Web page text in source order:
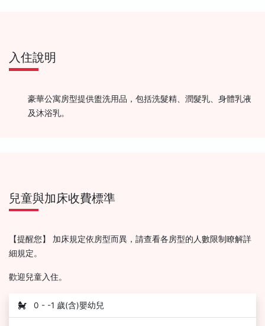
入住說明
豪華公寓房型提供盥洗用品，包括洗髮精、潤髮乳、身體乳液
及沐浴乳。
兒童與加床收費標準
【提醒您】 加床規定依房型而異，請查看各房型的人數限制瞭解詳
細規定。
歡迎兒童入住。
0 - -1 歲(含)嬰幼兒